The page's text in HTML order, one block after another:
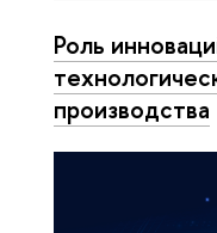
Роль
производства